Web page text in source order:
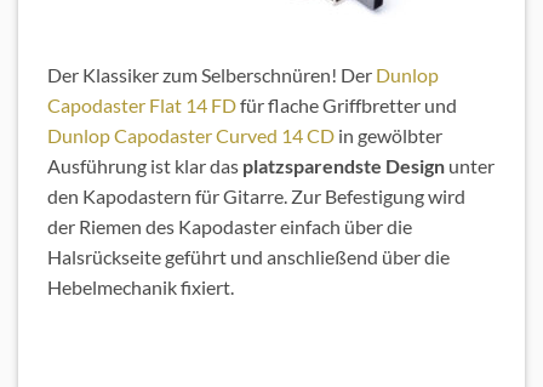
Der Klassiker zum Selberschnüren! Der Dunlop
Capodaster Flat 14 FDfür flache Griffbretter und
Dunlop Capodaster Curved 14 CD in gewölbter
Ausführung ist klar das platzsparendste Design unter
den Kapodastern für Gitarre. Zur Befestigung wird
der Riemen des Kapodaster einfach über die
Halsrückseite geführt und anschließend über die
Hebelmechanik fixiert.